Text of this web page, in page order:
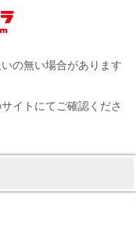
の無い場合があります
イトにてご確認くださ